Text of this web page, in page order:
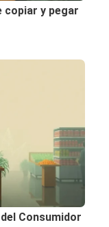
copiar y pegar
Consumidor